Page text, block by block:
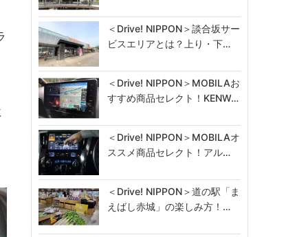
＜Drive! NIPPON＞談合坂サー
ビスエリアとは？上り・下…
＜Drive! NIPPON＞MOBILAお
すすめ商品セレクト！KENW…
＜Drive! NIPPON＞MOBILAオ
ススメ商品セレクト！アル…
＜Drive! NIPPON＞道の駅「ま
えばし赤城」の楽しみ方！…